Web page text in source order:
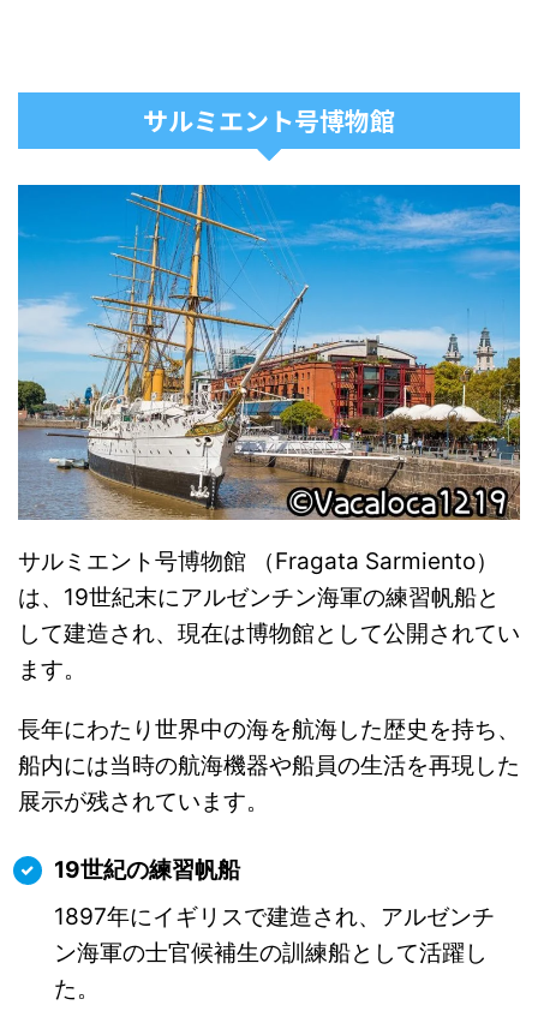
サルミエント号博物館
サルミエント号博物館 （Fragata Sarmiento）
は、19世紀末にアルゼンチン海軍の練習帆船と
して建造され、現在は博物館として公開されてい
ます。
長年にわたり世界中の海を航海した歴史を持ち、
船内には当時の航海機器や船員の生活を再現した
展示が残されています。
19世紀の練習帆船
1897年にイギリスで建造され、アルゼンチ
ン海軍の士官候補生の訓練船として活躍し
た。